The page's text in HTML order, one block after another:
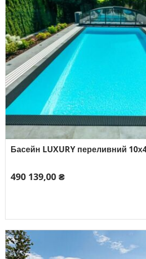
Басейн LUXURY переливний
490 139,00 ₴